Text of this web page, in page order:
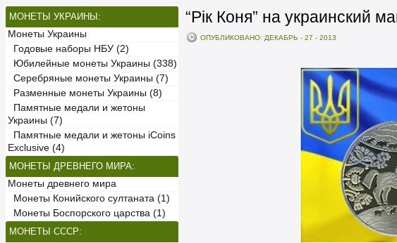
МОНЕТЫ УКРАИНЫ:
Монеты Украины
Годовые наборы НБУ (2)
Юбилейные монеты Украины (338)
Серебряные монеты Украины (7)
Разменные монеты Украины (8)
Памятные медали и жетоны
Украины (7)
Памятные медали и жетоны iCoins
Exclusive (4)
МОНЕТЫ ДРЕВНЕГО МИРА:
Монеты древнего мира
Монеты Конийского султаната (1)
Монеты Боспорского царства (1)
МОНЕТЫ СССР:
“Рік Коня” на украинский
ОПУБЛИКОВАНО: ДЕКАБРЬ - 27 - 2013